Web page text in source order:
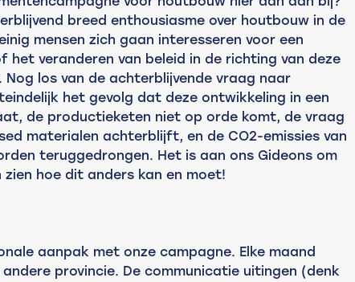
breed enthousiasme over houtbouw in de
mensen zich gaan interesseren voor een
het veranderen van beleid in de richting van deze
Nog los van de achterblijvende vraag naar
het gevolg dat deze ontwikkeling in een
de productieketen niet op orde komt, de vraag
materialen achterblijft, en de CO2-emissies van
teruggedrongen. Het is aan ons Gideons om
hoe dit anders kan en moet!
aanpak met onze campagne. Elke maand
provincie. De communicatie uitingen (denk